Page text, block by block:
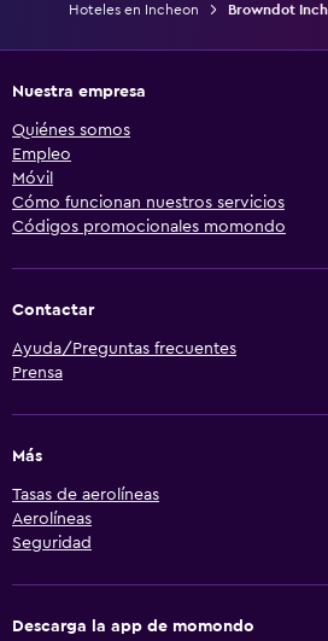
Hoteles en Incheon
Browndot
Nuestra empresa
Quiénes somos
Empleo
Móvil
Cómo funcionan nuestros servicios
Códigos promocionales momondo
Contactar
Ayuda/Preguntas frecuentes
Prensa
Más
Tasas de aerolíneas
Aerolíneas
Seguridad
Descarga la app de momondo